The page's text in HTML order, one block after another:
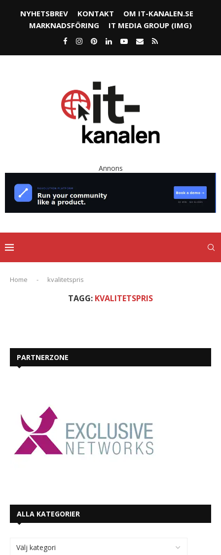
NYHETSBREV KONTAKT
OM IT-KANALEN.SE
MARKNADSFÖRING
IT MEDIA GROUP (IMG)
Annons
Home - kvalitetspris
TAGG: KVALITETSPRIS
PARTNERZONE
ALLA KATEGORIER